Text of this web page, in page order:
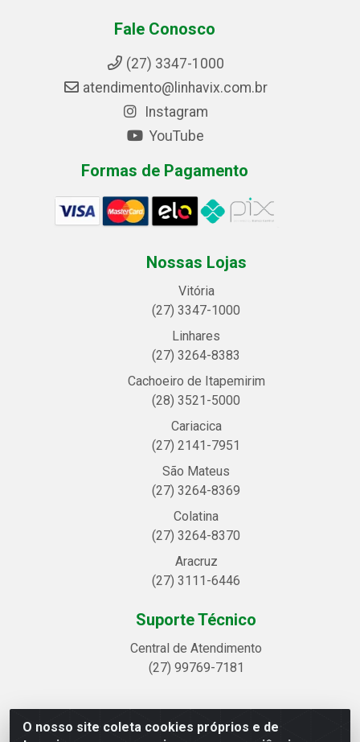
O nosso site coleta cookies próprios e de
Fale Conosco
(27) 3347-1000
atendimento@linhavix.com.br
Instagram
YouTube
Formas de Pagamento
Nossas Lojas
Vitória
(27) 3347-1000
Linhares
(27) 3264-8383
Cachoeiro de Itapemirim
(28) 3521-5000
Cariacica
(27) 2141-7951
São Mateus
(27) 3264-8369
Colatina
(27) 3264-8370
Aracruz
(27) 3111-6446
Suporte Técnico
Central de Atendimento
(27) 99769-7181
Linhavix Distribuidora LTDA - Avenida Alegre, 2521 -